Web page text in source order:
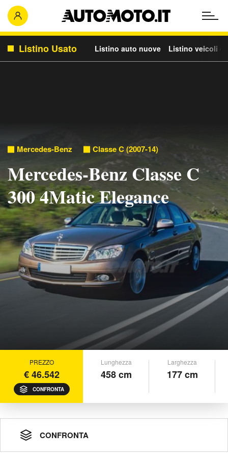
Listino Usato Listino auto nuove Listino veicoli
Mercedes-Benz Classe C (2007-14)
Mercedes-Benz Classe C
300 4Matic Elegance
PREZZO
€ 46.542
CONFRONTA
Lunghezza
458 cm
Larghezza
177 cm
CONFRONTA